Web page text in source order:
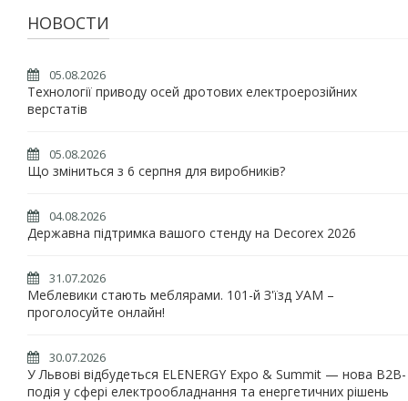
НОВОСТИ
05.08.2026
Технології приводу осей дротових електроерозійних
верстатів
05.08.2026
Що зміниться з 6 серпня для виробників?
04.08.2026
Державна підтримка вашого стенду на Decorex 2026
31.07.2026
Меблевики стають меблярами. 101-й З'їзд УАМ –
проголосуйте онлайн!
30.07.2026
У Львові відбудеться ELENERGY Expo & Summit — нова B2B-
подія у сфері електрообладнання та енергетичних рішень